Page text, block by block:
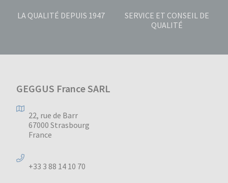
LA QUALITÉ DEPUIS 1947
SERVICE ET CONSEIL DE
QUALITÉ
GEGGUS France SARL
22, rue de Barr
67000 Strasbourg
France
+33 3 88 14 10 70